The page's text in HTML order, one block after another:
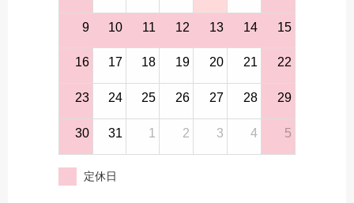
9 10 11 12 13 14 15
16 17 18 19 20 21 22
23 24 25 26 27 28 29
30 31 1 2 3 4 5
定休日